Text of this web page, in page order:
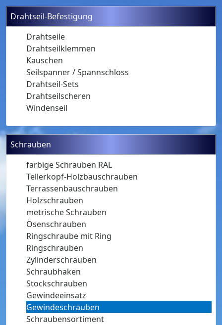
Drahtseil-Befestigung
Drahtseile
Drahtseilklemmen
Kauschen
Seilspanner / Spannschloss
Drahtseil-Sets
Drahtseilscheren
Windenseil
Schrauben
farbige Schrauben RAL
Tellerkopf-Holzbauschrauben
Terrassenbauschrauben
Holzschrauben
metrische Schrauben
Ösenschrauben
Ringschraube mit Ring
Ringschrauben
Zylinderschrauben
Schraubhaken
Stockschrauben
Gewindeeinsatz
Gewindeschrauben
Schraubensortiment